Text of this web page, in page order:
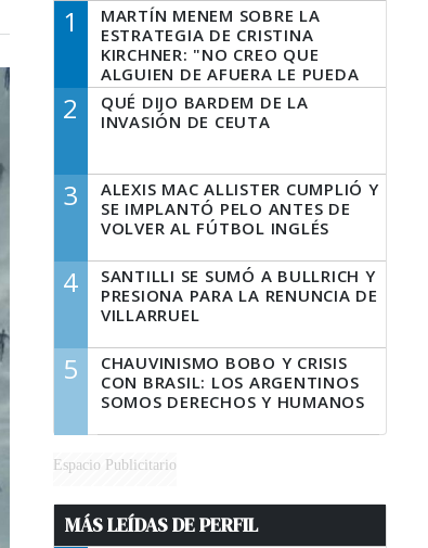
1
MARTÍN MENEM SOBRE LA
ESTRATEGIA DE CRISTINA
KIRCHNER: "NO CREO QUE
ALGUIEN DE AFUERA LE PUEDA
DECIR A LA JUSTICIA LO QUE
TIENE QUE HACER"
2
QUÉ DIJO BARDEM DE LA
INVASIÓN DE CEUTA
3
ALEXIS MAC ALLISTER CUMPLIÓ Y
SE IMPLANTÓ PELO ANTES DE
VOLVER AL FÚTBOL INGLÉS
4
SANTILLI SE SUMÓ A BULLRICH Y
PRESIONA PARA LA RENUNCIA DE
VILLARRUEL
5
CHAUVINISMO BOBO Y CRISIS
CON BRASIL: LOS ARGENTINOS
SOMOS DERECHOS Y HUMANOS
Espacio Publicitario
MÁS LEÍDAS DE PERFIL